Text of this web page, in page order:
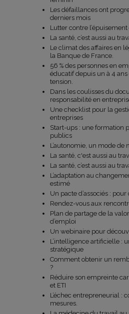
Les défaillances ont
derniers mois
Lutter contre
La santé, c’est aussi au
Le climat des affaires en
la Banque de France.
56 % des personnes en
éducatif depuis un à 4
tension.
Dans les coulisses du
responsabilité en
Une checklist pour la
entreprises
Start-ups : une formation
publics
L’autonomie, un mode
La santé, c'est aussi au
La santé, c’est aussi au
L’adaptation au
estimé
Un pacte d’associés : pour
Rendez-vous aux
Plan de partage de la
d’emploi
Un webinaire pour
L’intelligence artificielle :
stratégique
Comment obtenir un
?
Réduire son empreinte
et ETI
L’échec entrepreneurial :
mesures.